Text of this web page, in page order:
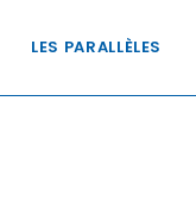
LES PARALLÈLES